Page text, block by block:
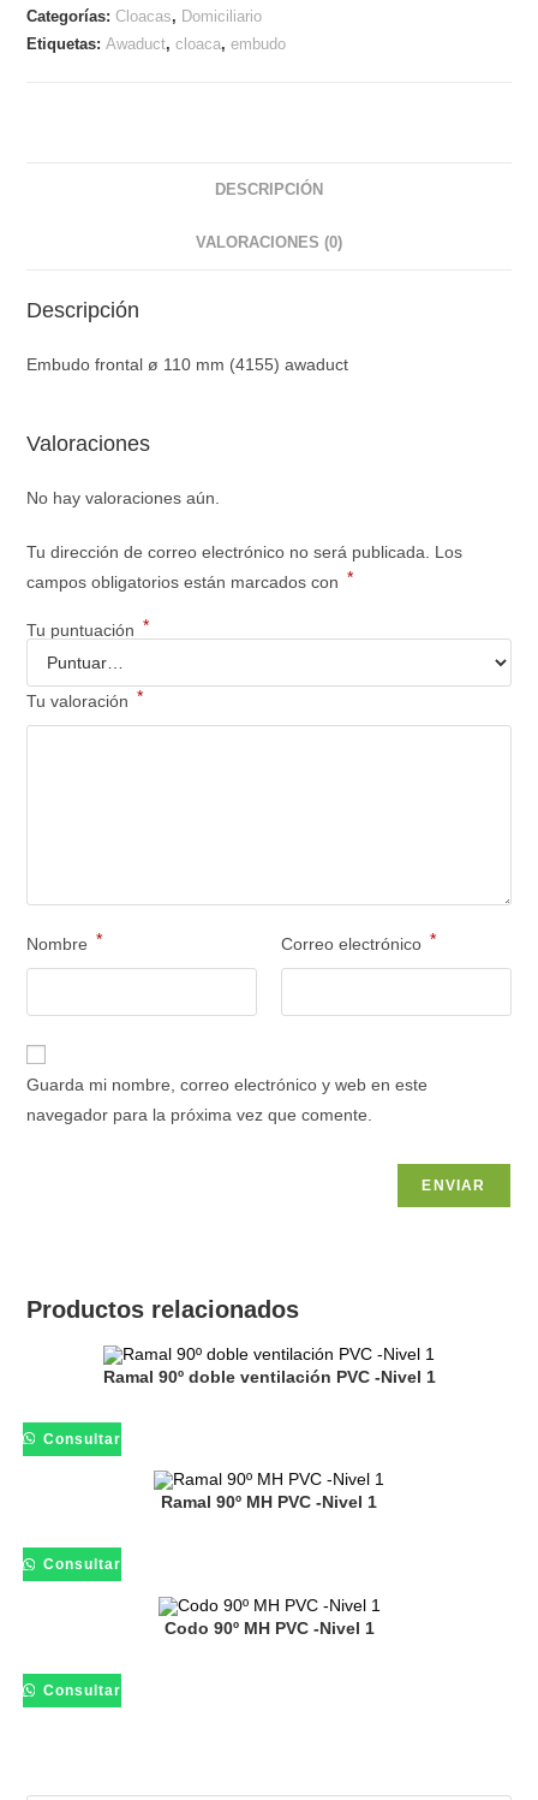
Categorías:Cloacas, Domiciliario
Etiquetas:Awaduct,cloaca,embudo
DESCRIPCIÓN
VALORACIONES (0)
Descripción
Embudo frontal ø 110 mm (4155) awaduct
Valoraciones
No hay valoraciones aún.
Tu dirección de correo electrónico no será publicada. Los
campos obligatorios están marcados con *
Tu puntuación *
Tu valoración *
Nombre * Correo electrónico *
Guarda mi nombre, correo electrónico y web en este
navegador para la próxima vez que comente.
Productos relacionados
Ramal 90º doble ventilación PVC -Nivel 1
Consultar
Ramal 90º MH PVC -Nivel 1
Consultar
Codo 90º MH PVC -Nivel 1
Consultar